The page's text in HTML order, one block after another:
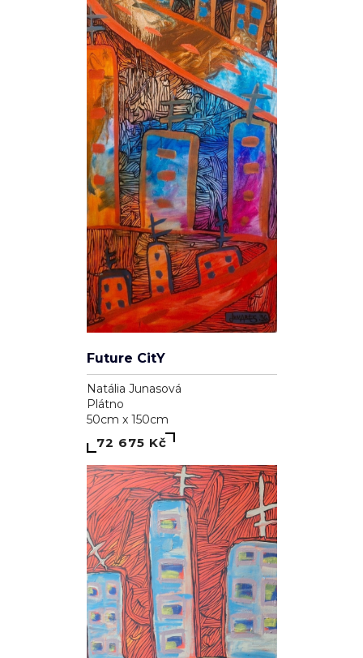
Future CitY
Natália Junasová
Plátno
50cm x 150cm
72 675 Kč